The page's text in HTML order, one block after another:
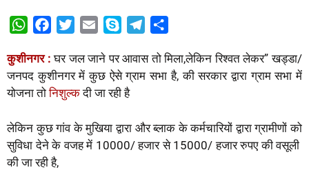
W
a
t
s
p
p
c
e
b
o
k
i
t
t
r
a
i
l
y
p
e
l
e
a
m
a
r
कुशीनगर : घर जल जाने पर आवास तो मिला,लेकिन रिश्वत लेकर” खड्डा/
जनपद कुशीनगर में कुछ ऐसे ग्राम सभा है, की सरकार द्वारा ग्राम सभा में
योजना तोनिशुल्कदी जा रही है
लेकिन कुछ गांव के मुखिया द्वारा और ब्लाक के कर्मचारियों द्वारा ग्रामीणों को
सुविधा देने के वजह में 10000/ हजार से 15000/ हजार रुपए की वसूली
की जा रही है,